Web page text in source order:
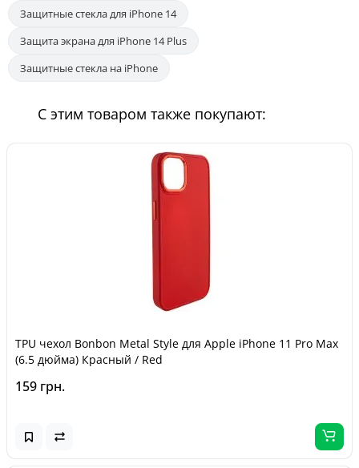
Защитные стекла для iPhone 14
Защита экрана для iPhone 14 Plus
Защитные стекла на iPhone
С этим товаром также покупают:
TPU чехол Bonbon Metal Style для Apple iPhone 11 Pro Max
(6.5 дюйма) Красный / Red
159 грн.